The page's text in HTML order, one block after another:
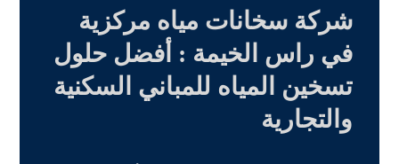
شركة سخانات مياه مركزية
في راس الخيمة : أفضل حلول
تسخين المياه للمباني السكنية
والتجارية